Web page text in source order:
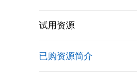
试用资源
已购资源简介